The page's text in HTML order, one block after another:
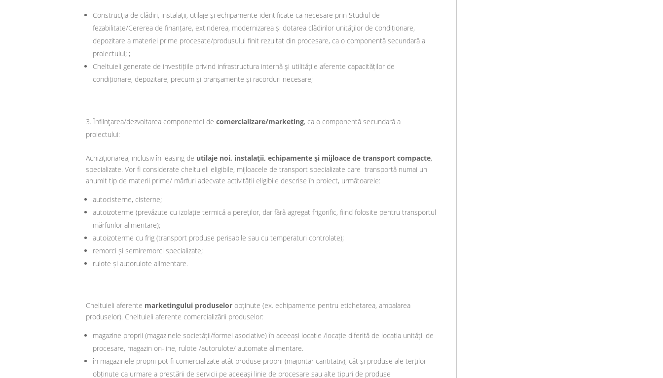
Construcţia de clădiri, instalații, utilaje şi echipamente identificate ca necesare prin Studiul de
fezabilitate/Cererea de finanțare, extinderea, modernizarea și dotarea clădirilor unităților de condiționare,
depozitare a materiei prime procesate/produsului finit rezultat din procesare, ca o componentă secundară a
proiectului; ;
Cheltuieli generate de investițiile privind infrastructura internă şi utilităţile aferente capacităților de
condiționare, depozitare, precum şi branşamente şi racorduri necesare;
Înfiinţarea/dezvoltarea componentei decomercializare/marketing, ca o componentă secundară a
proiectului:
Achiziţionarea, inclusiv în leasing de utilaje noi, instalaţii, echipamente şi mijloace de transport compacte,
specializate. Vor fi considerate cheltuieli eligibile, mijloacele de transport specializate care transportă numai un
anumit tip de materii prime/ mărfuri adecvate activității eligibile descrise în proiect, următoarele:
autocisterne, cisterne;
autoizoterme (prevăzute cu izolație termică a pereților, dar fără agregat frigorific, fiind folosite pentru transportul
mărfurilor alimentare);
autoizoterme cu frig (transport produse perisabile sau cu temperaturi controlate);
remorci și semiremorci specializate;
rulote și autorulote alimentare.
Cheltuieli aferente marketingului produselor obținute (ex. echipamente pentru etichetarea, ambalarea
produselor). Cheltuieli aferente comercializării produselor:
magazine proprii (magazinele societății/formei asociative) în aceeași locație /locație diferită de locația unității de
procesare, magazin on-line, rulote /autorulote/ automate alimentare.
în magazinele proprii pot fi comercializate atât produse proprii (majoritar cantitativ), cât și produse ale terților
obținute ca urmare a prestării de servicii pe aceeași linie de procesare sau alte tipuri de produse